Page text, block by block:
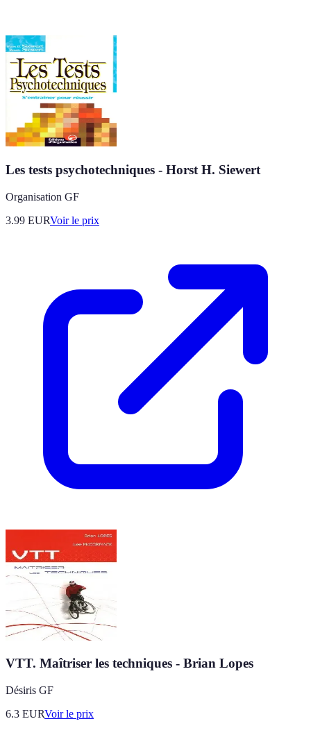
Les tests psychotechniques - Horst H. Siewert
Organisation GF
3.99 EURVoir le prix
VTT. Maîtriser les techniques - Brian Lopes
Désiris GF
6.3 EURVoir le prix